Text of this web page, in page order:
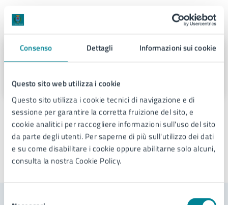
Consenso Dettagli Informazioni sui cookie
Questo sito web utilizza i cookie
Questo sito utilizza i cookie tecnici di navigazione e di
sessione per garantire la corretta fruizione del sito, e
cookie analitici per raccogliere informazioni sull'uso del sito
da parte degli utenti. Per saperne di più sull'utilizzo dei dati
e su come disabilitare i cookie oppure abilitarne solo alcuni,
consulta la nostra Cookie Policy.
A cura di
III Commissione consiliare
Ultimo aggiornamento:21/11/2024, 11:58